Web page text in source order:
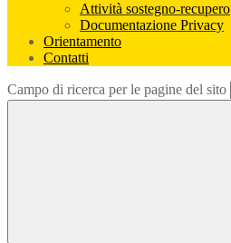
Attività sostegno-recupero
Documentazione Privacy
Orientamento
Contatti
Campo di ricerca per le pagine del sito